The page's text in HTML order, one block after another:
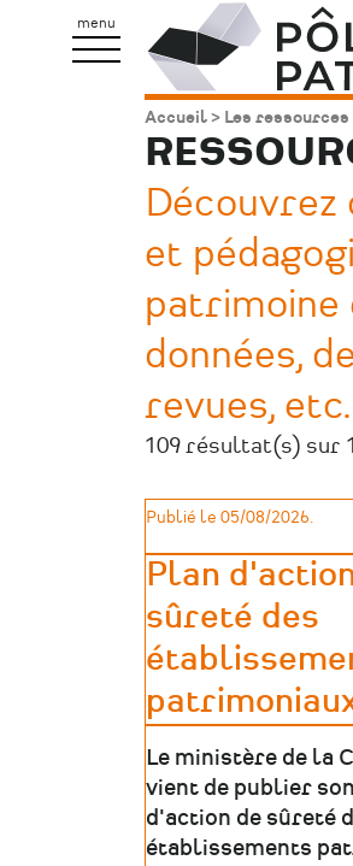
menu
Pôle
Patrimoine
Fil
d'Ariane
Accueil Les
et
patrimoine
données,
revues, etc.
109 résultat(s) sur
Publié le 05/08/2026.
Plan
sûreté des
Le ministère de la
vient de publier
d'action de sûreté
établissements